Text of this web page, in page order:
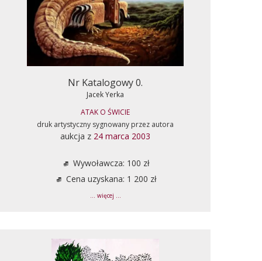
Nr Katalogowy 0.
Jacek Yerka
ATAK O ŚWICIE
druk artystyczny sygnowany przez autora
aukcja z 24 marca 2003
Wywoławcza: 100 zł
Cena uzyskana: 1 200 zł
... więcej ...